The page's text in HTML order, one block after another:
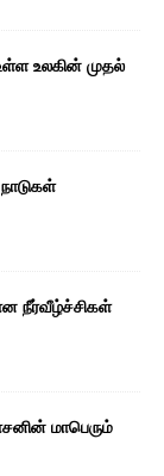
உலகின் முதல்
நீர்வீழ்ச்சிகள்
மாபெரும்